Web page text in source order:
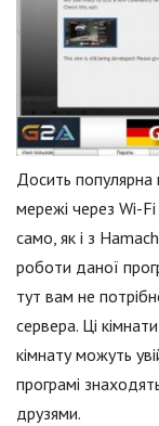
Досить популярна
мережі через Wi-
само, як і з
роботи даної
тут вам не
сервера. Ці
кімнату можуть
програмі
друзями.